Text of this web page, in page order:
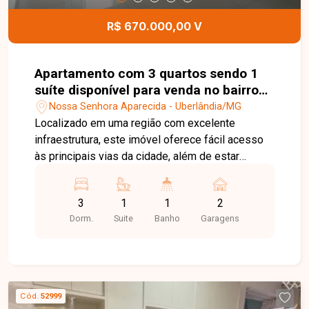
R$ 670.000,00 V
Apartamento com 3 quartos sendo 1
suíte disponível para venda no bairro
em Uberlândia-MG
Nossa Senhora Aparecida - Uberlândia/MG
Localizado em uma região com excelente
infraestrutura, este imóvel oferece fácil acesso
às principais vias da cidade, além de estar
restaurantes, academias e diversos serviços,
proporcionando mais praticidade, conforto e
qualidade de vida para toda a família. Sala ampla
de área privativa, ambientes amplos, bem
distribuídos, excelente iluminação e ventilação
3
Dorm.
1
Suite
1
Banho
2
Garagens
Cód. 52999